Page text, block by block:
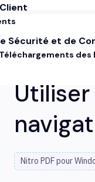
Sécurité et de
des
Nitro PDF pour